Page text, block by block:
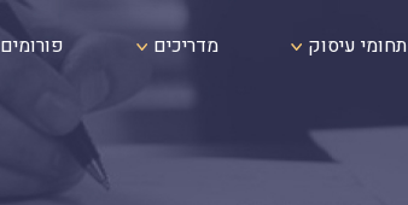
תחומי עיסוק מדריכים פורומים